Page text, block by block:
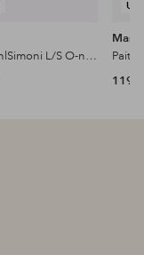
Pulloveri onlSimoni L/S O-neck Knt N
Masai
Paita
119